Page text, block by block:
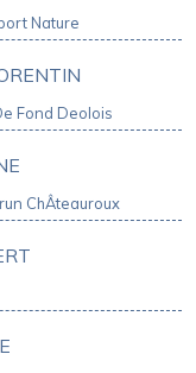
Nature
Fond Deolois
ChÂteauroux